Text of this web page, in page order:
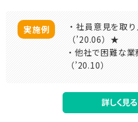
実施例
・社員意見を取
（’20.06）★
・他社で困難な
（’20.10）